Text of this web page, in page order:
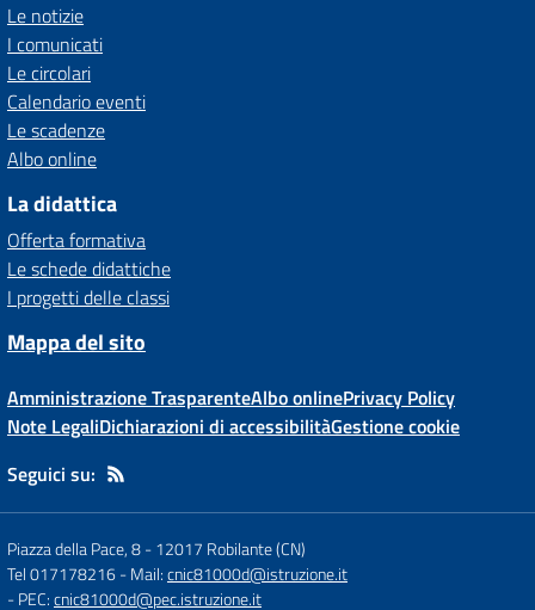
Le notizie
I comunicati
Le circolari
Calendario eventi
Le scadenze
Albo online
La didattica
Offerta formativa
Le schede didattiche
I progetti delle classi
Mappa del sito
Amministrazione TrasparenteAlbo onlinePrivacy Policy
Note LegaliDichiarazioni di accessibilitàGestione cookie
Seguici su:
Piazza della Pace, 8-12017 Robilante (CN)
Tel 017178216- Mail:cnic81000d@istruzione.it
- PEC:cnic81000d@pec.istruzione.it